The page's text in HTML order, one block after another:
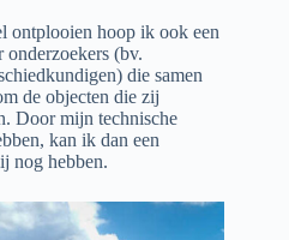
ontplooien hoop ik ook een
(bv.
die samen
de objecten die zij
Door mijn technische
kan ik dan een
nog hebben.